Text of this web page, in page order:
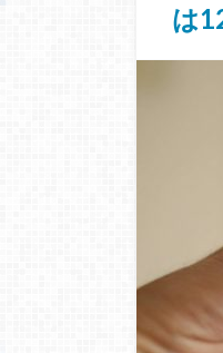
は